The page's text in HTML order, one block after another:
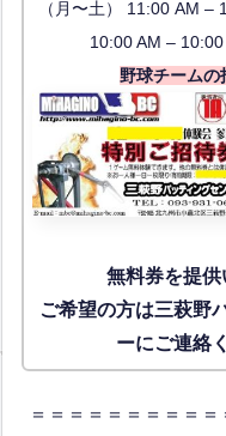
（月〜土） 11:00 AM –
10:00 AM –
野球チームの
無料券を提
ご希望の方は三萩野
ーにご連絡
＝＝＝＝＝＝＝＝＝